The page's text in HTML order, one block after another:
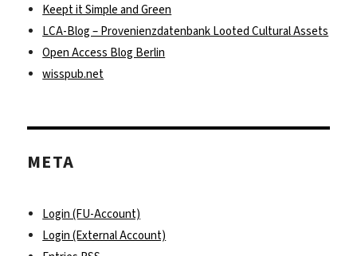
Keept it Simple and Green
LCA-Blog – Provenienzdatenbank Looted Cultural Assets
Open Access Blog Berlin
wisspub.net
META
Login (FU-Account)
Login (External Account)